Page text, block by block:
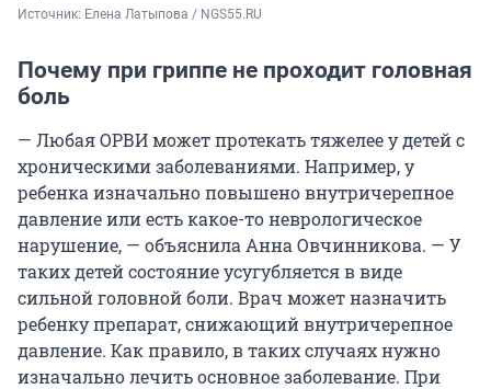
Источник: Елена Латыпова / NGS55.RU
Почему при гриппе не проходит головная
боль
— Любая ОРВИ может протекать тяжелее у детей с
хроническими заболеваниями. Например, у
ребенка изначально повышено внутричерепное
давление или есть какое-то неврологическое
нарушение, — объяснила Анна Овчинникова. — У
таких детей состояние усугубляется в виде
сильной головной боли. Врач может назначить
ребенку препарат, снижающий внутричерепное
давление. Как правило, в таких случаях нужно
изначально лечить основное заболевание. При